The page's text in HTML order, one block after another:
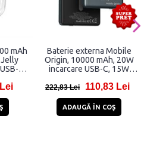
mAh
Jelly
C,
Baterie externa Mobile
Origin, 10000 mAh, 20W
incarcare USB-C, 15W
222,83 Lei 110,83 Lei
ADAUGĂ ÎN COŞ